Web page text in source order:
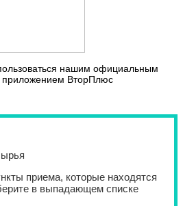
нашим официальным
ВторПлюс
приема, которые находятся
в выпадающем списке